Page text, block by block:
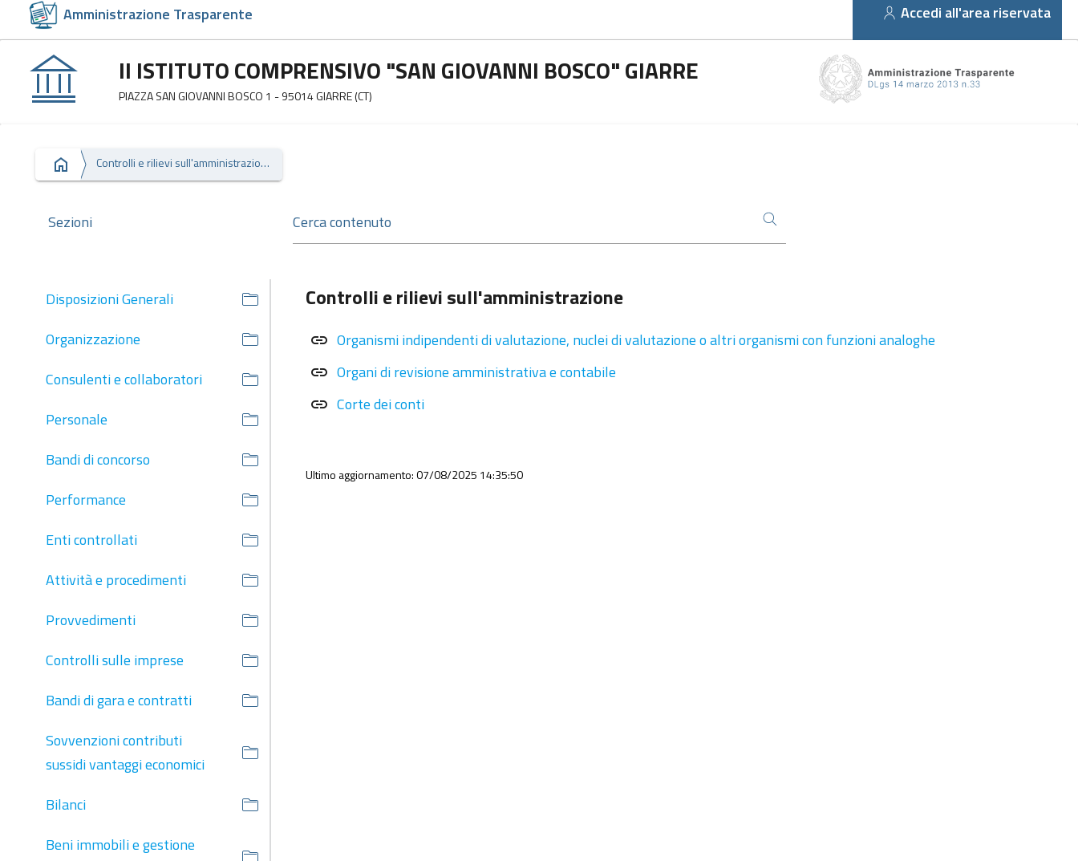
Amministrazione Trasparente Accedi all'area riservata
II ISTITUTO COMPRENSIVO "SAN GIOVANNI BOSCO" GIARRE
PIAZZA SAN GIOVANNI BOSCO 1 - 95014 GIARRE (CT)
Controlli e rilievi sull'amministrazione
Sezioni
Disposizioni Generali
Organizzazione
Consulenti e collaboratori
Personale
Bandi di concorso
Performance
Enti controllati
Attività e procedimenti
Provvedimenti
Controlli sulle imprese
Bandi di gara e contratti
Sovvenzioni contributi
sussidi vantaggi economici
Bilanci
Beni immobili e gestione
Controlli e rilievi sull'amministrazione
link Organismi indipendenti di valutazione, nuclei di valutazione o altri organismi con funzioni analoghe
link Organi di revisione amministrativa e contabile
link Corte dei conti
Ultimo aggiornamento: 07/08/2025 14:35:50